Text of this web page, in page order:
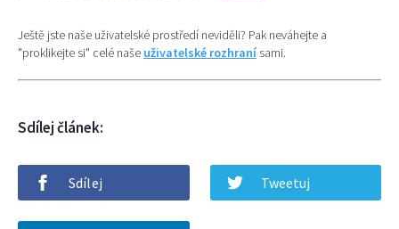
Ještě jste naše uživatelské prostředí neviděli? Pak neváhejte a
"proklikejte si" celé naše uživatelské rozhraní sami.
Sdílej článek:
Sdílej Tweetuj